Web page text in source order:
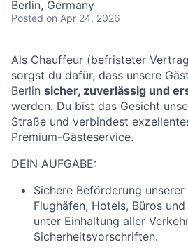
Berlin, Germany
Posted on Apr 24, 2026
Als Chauffeur (befristeter
sorgst du dafür, dass unsere
Berlin sicher, zuverlässig und
werden. Du bist das Gesicht
Straße und verbindest
Premium-Gästeservice.
DEIN AUFGABE:
Sichere Beförderung
Flughäfen, Hotels, Büros
unter Einhaltung aller
Sicherheitsvorschriften.